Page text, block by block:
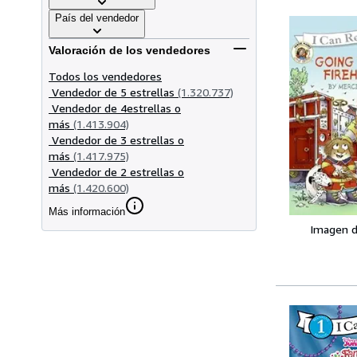
País del vendedor
Valoración de los vendedores
Todos los vendedores
Vendedor de 5 estrellas (1.320.737)
Vendedor de 4estrellas o
más (1.413.904)
Vendedor de 3 estrellas o
más (1.417.975)
Vendedor de 2 estrellas o
más (1.420.600)
Más información
Imagen